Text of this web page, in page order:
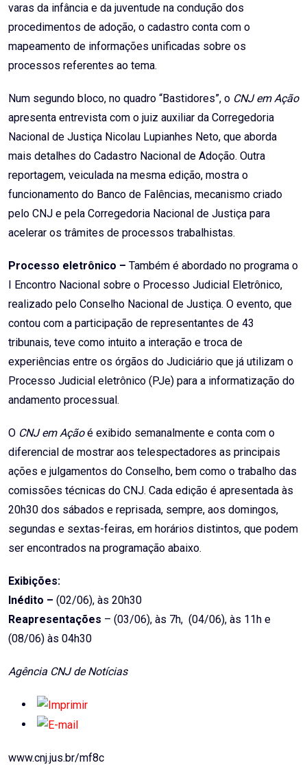
varas da infância e da juventude na condução dos
procedimentos de adoção, o cadastro conta com o
mapeamento de informações unificadas sobre os
processos referentes ao tema.
Num segundo bloco, no quadro “Bastidores”, o CNJ em Ação
apresenta entrevista com o juiz auxiliar da Corregedoria
Nacional de Justiça Nicolau Lupianhes Neto, que aborda
mais detalhes do Cadastro Nacional de Adoção. Outra
reportagem, veiculada na mesma edição, mostra o
funcionamento do Banco de Falências, mecanismo criado
pelo CNJ e pela Corregedoria Nacional de Justiça para
acelerar os trâmites de processos trabalhistas.
Processo eletrônico – Também é abordado no programa o
I Encontro Nacional sobre o Processo Judicial Eletrônico,
realizado pelo Conselho Nacional de Justiça. O evento, que
contou com a participação de representantes de 43
tribunais, teve como intuito a interação e troca de
experiências entre os órgãos do Judiciário que já utilizam o
Processo Judicial eletrônico (PJe) para a informatização do
andamento processual.
O CNJ em Açãoé exibido semanalmente e conta com o
diferencial de mostrar aos telespectadores as principais
ações e julgamentos do Conselho, bem como o trabalho das
comissões técnicas do CNJ. Cada edição é apresentada às
20h30 dos sábados e reprisada, sempre, aos domingos,
segundas e sextas-feiras, em horários distintos, que podem
ser encontrados na programação abaixo.
Exibições:
Inédito – (02/06), às 20h30
Reapresentações – (03/06), às 7h, (04/06), às 11h e
(08/06) às 04h30
Agência CNJ de Notícias
www.cnj.jus.br/mf8c